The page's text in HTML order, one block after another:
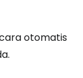
otomatis